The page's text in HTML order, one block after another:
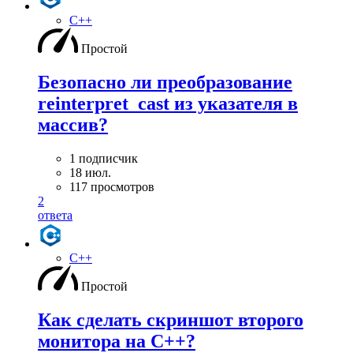
C++
Простой
Безопасно ли преобразование
reinterpret_cast из указателя в
массив?
1 подписчик
18 июл.
117 просмотров
2
ответа
C++
Простой
Как сделать скриншот второго
монитора на С++?